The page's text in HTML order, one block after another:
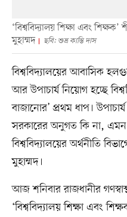
‘বিশ্ববিদ্যালয় শিক্ষা এবং
মুহাম্মদ
ছবি: শুভ্র কান্তি দাস
বিশ্ববিদ্যালয়ের আবাসিক
আর উপাচার্য নিয়োগ হচ্ছে
বাজানোর’ প্রথম ধাপ।
সরকারের অনুগত কি না, এমন
বিশ্ববিদ্যালয়ের অর্থনীতি
মুহাম্মদ।
আজ শনিবার রাজধানীর
‘বিশ্ববিদ্যালয় শিক্ষা এবং